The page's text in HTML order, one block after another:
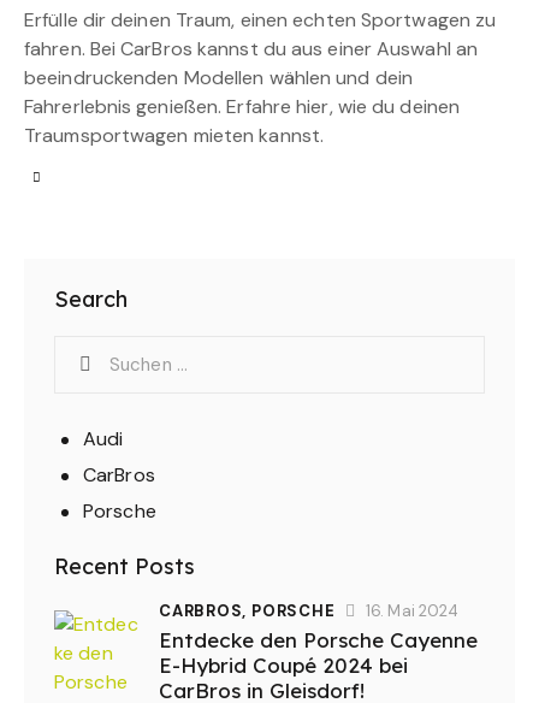
Erfülle dir deinen Traum, einen echten Sportwagen zu
fahren. Bei CarBros kannst du aus einer Auswahl an
beeindruckenden Modellen wählen und dein
Fahrerlebnis genießen. Erfahre hier, wie du deinen
Traumsportwagen mieten kannst.
Search
Audi
CarBros
Porsche
Recent Posts
CARBROS, PORSCHE 16. Mai 2024
Entdecke den Porsche Cayenne
E-Hybrid Coupé 2024 bei
CarBros in Gleisdorf!